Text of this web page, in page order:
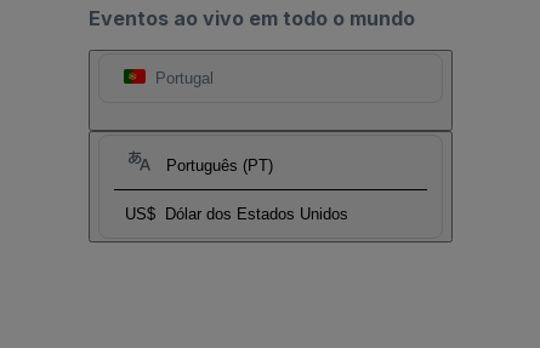
Eventos ao vivo em todo o mundo
Portugal
Português (PT)
US$ Dólar dos Estados Unidos